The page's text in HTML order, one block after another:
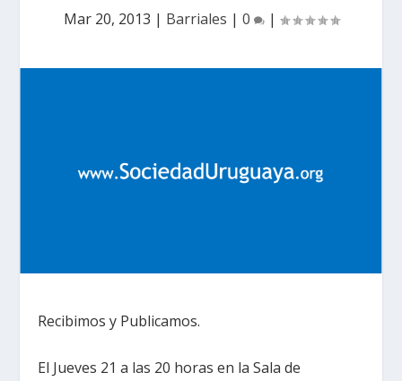
Mar 20, 2013 | Barriales | 0 |
Recibimos y Publicamos.
El Jueves 21 a las 20 horas en la Sala de